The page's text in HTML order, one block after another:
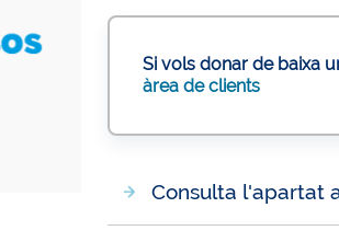
Si vols donar de baixa
àrea de clients
Consulta l'apartat